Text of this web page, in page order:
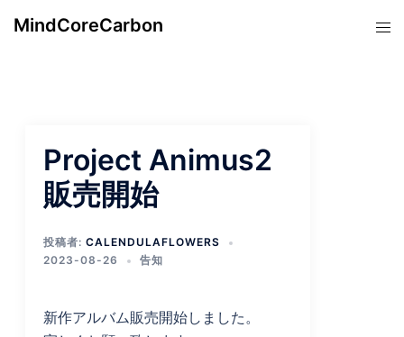
MindCoreCarbon
ト
Project Animus2
販売開始
投稿者:CALENDULAFLOWERS
2023-08-26
告知
新作アルバム販売開始しました。